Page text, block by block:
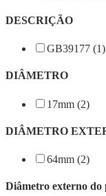
DESCRIÇÃO
GB39177 (1)
DIÂMETRO
17mm (2)
DIÂMETRO
64mm (2)
Diâmetro externo do